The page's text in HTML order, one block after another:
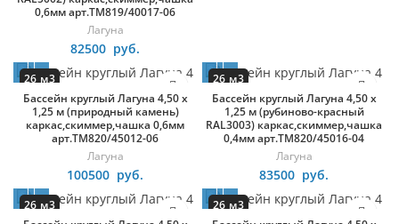
0,6мм арт.ТМ819/40017-06
Лагуна
82500 руб.
26 м3
круг
Бассейн круглый Лагуна 4,50 х
1,25 м (природный камень)
каркас,скиммер,чашка 0,6мм
арт.ТМ820/45012-06
Лагуна
100500 руб.
26 м3
круг
Бассейн круглый Лагуна 4,50 х
1,25 м (рубиново-красный
RAL3003) каркас,скиммер,чашка
0,4мм арт.ТМ820/45016-04
Лагуна
83500 руб.
26 м3
26 м3